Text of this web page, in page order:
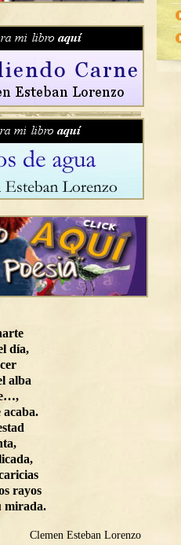
día,
alba
acaba.
rayos
mirada.
Clemen Esteban Lorenzo